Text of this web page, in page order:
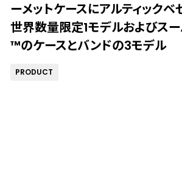
ーメットケースにアルティック
世界数量限定1モデルおよびス
™のケースとバンドの3モデル
PRODUCT